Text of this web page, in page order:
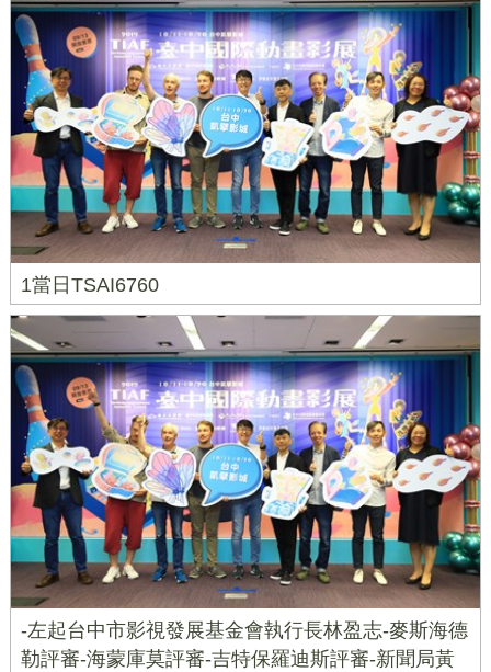
1當日TSAI6760
-左起台中市影視發展基金會執行長林盈志-麥斯海德
勒評審-海蒙庫莫評審-吉特保羅迪斯評審-新聞局黃